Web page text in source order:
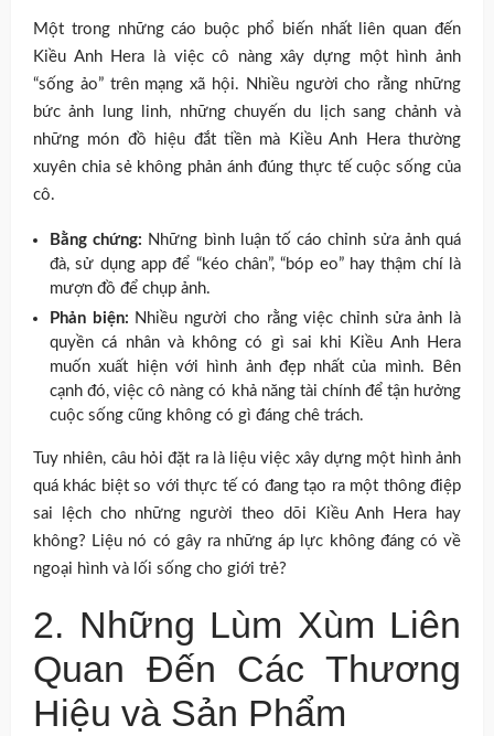
Một trong những cáo buộc phổ biến nhất liên quan đến
Kiều Anh Hera là việc cô nàng xây dựng một hình ảnh
“sống ảo” trên mạng xã hội. Nhiều người cho rằng những
bức ảnh lung linh, những chuyến du lịch sang chảnh và
những món đồ hiệu đắt tiền mà Kiều Anh Hera thường
xuyên chia sẻ không phản ánh đúng thực tế cuộc sống của
cô.
Bằng chứng: Những bình luận tố cáo chỉnh sửa ảnh quá
đà, sử dụng app để “kéo chân”, “bóp eo” hay thậm chí là
mượn đồ để chụp ảnh.
Phản biện: Nhiều người cho rằng việc chỉnh sửa ảnh là
quyền cá nhân và không có gì sai khi Kiều Anh Hera
muốn xuất hiện với hình ảnh đẹp nhất của mình. Bên
cạnh đó, việc cô nàng có khả năng tài chính để tận hưởng
cuộc sống cũng không có gì đáng chê trách.
Tuy nhiên, câu hỏi đặt ra là liệu việc xây dựng một hình ảnh
quá khác biệt so với thực tế có đang tạo ra một thông điệp
sai lệch cho những người theo dõi Kiều Anh Hera hay
không? Liệu nó có gây ra những áp lực không đáng có về
ngoại hình và lối sống cho giới trẻ?
2. Những Lùm Xùm Liên
Quan Đến Các Thương
Hiệu và Sản Phẩm